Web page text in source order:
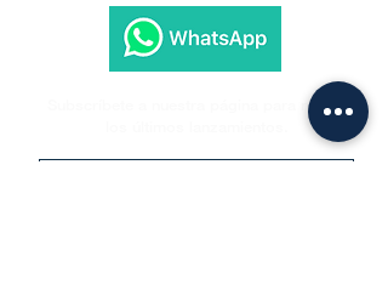
Subscríbete a nuestra página para recibir